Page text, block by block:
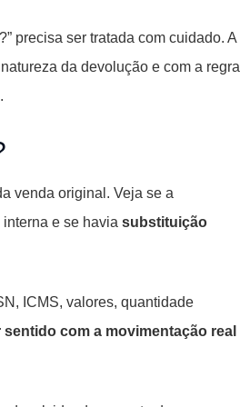
precisa ser tratada com cuidado. A
da devolução e com a regra
.
venda original. Veja se a
e se havia substituição
ICMS, valores, quantidade
sentido com a movimentação real